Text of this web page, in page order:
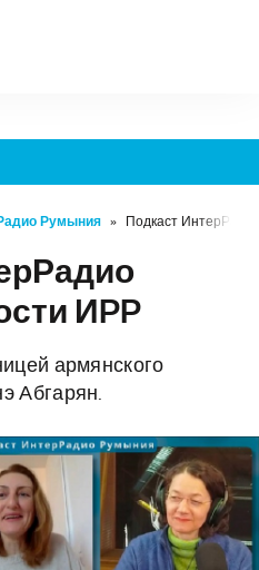
Румыния » Подкаст
ИPP
армянского
Абгарян.